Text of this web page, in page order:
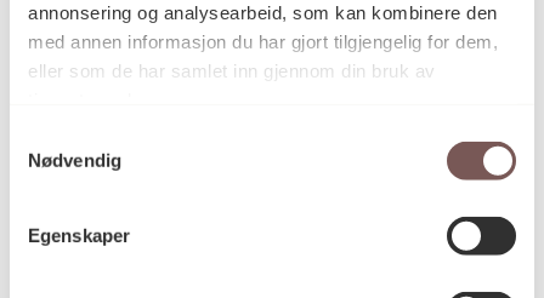
annonsering og analysearbeid, som kan kombinere den
med annen informasjon du har gjort tilgjengelig for dem,
eller som de har samlet inn gjennom din bruk av
Nødvendig
Egenskaper
Morten Krogh
Teknikk og
materiale